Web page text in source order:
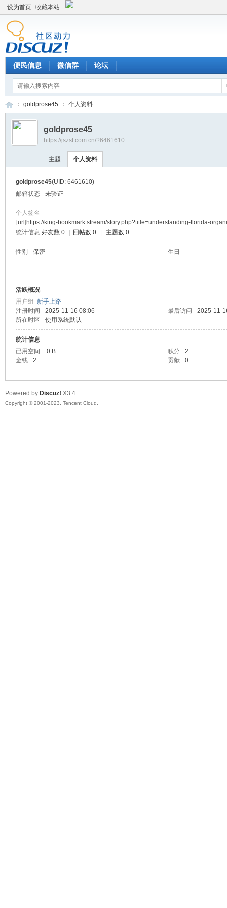
设为首页 收藏本站
便民信息 微信群 论坛
›
goldprose45 个人资料
goldprose45
https://jszst.com.cn/?6461610
主题 个人资料
goldprose45(UID: 6461610)
邮箱状态
未验证
个人签名
[url]https://king-bookmark.stream/story.php?title=understanding-florida-
统计信息 好友数 0 回帖数 0 主题数 0
性别 保密 生日 -
活跃概况
用户组 新手上路
注册时间
2025-11-16 08:06 最后访问
2025-11-
所在时区
使用系统默认
统计信息
已用空间
0 B 积分
2
金钱
2 贡献 0
Powered by Discuz! X3.4
Copyright © 2001-2023, Tencent Cloud.